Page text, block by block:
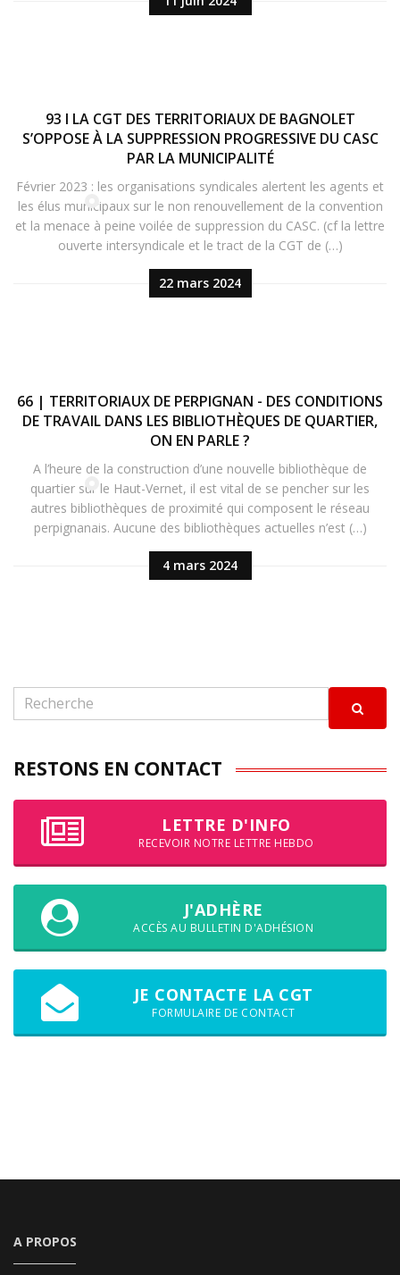
22 mars 2024
93 I LA CGT DES TERRITORIAUX DE BAGNOLET
S’OPPOSE À LA SUPPRESSION PROGRESSIVE DU CASC
PAR LA MUNICIPALITÉ
Février 2023 : les organisations syndicales alertent les agents et
les élus municipaux sur le non renouvellement de la convention
et la menace à peine voilée de suppression du CASC. (cf la lettre
ouverte intersyndicale et le tract de la CGT de (…)
4 mars 2024
66 | TERRITORIAUX DE PERPIGNAN - DES CONDITIONS
DE TRAVAIL DANS LES BIBLIOTHÈQUES DE QUARTIER,
ON EN PARLE ?
A l’heure de la construction d’une nouvelle bibliothèque de
quartier sur le Haut-Vernet, il est vital de se pencher sur les
autres bibliothèques de proximité qui composent le réseau
perpignanais. Aucune des bibliothèques actuelles n’est (…)
RESTONS EN CONTACT
LETTRE D'INFO
RECEVOIR NOTRE LETTRE HEBDO
J'ADHÈRE
ACCÈS AU BULLETIN D'ADHÉSION
JE CONTACTE LA CGT
FORMULAIRE DE CONTACT
A PROPOS